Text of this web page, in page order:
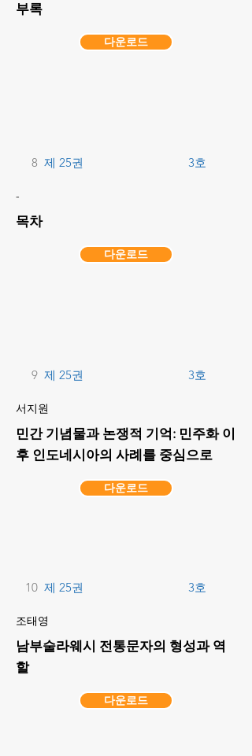
부록
다운로드
8 제 25권 3호
-
목차
다운로드
9 제 25권 3호
서지원
민간 기념물과 논쟁적 기억: 민주화 이
후 인도네시아의 사례를 중심으로
다운로드
10 제 25권 3호
조태영
남부술라웨시 전통문자의 형성과 역
할
다운로드